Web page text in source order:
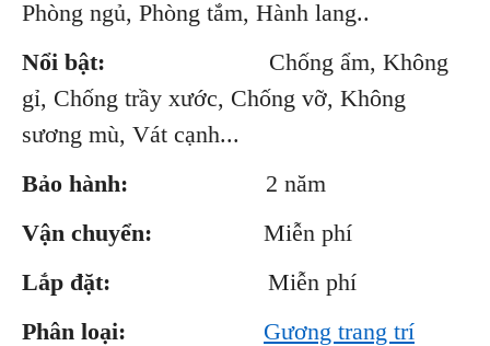
Phòng ngủ, Phòng tắm, Hành lang..
Nổi bật: Chống ẩm, Không
gỉ, Chống trầy xước, Chống vỡ, Không
sương mù, Vát cạnh...
Bảo hành: 2 năm
Vận chuyển:
Miễn phí
Lắp đặt: Miễn phí
Phân loại:
Gương trang trí